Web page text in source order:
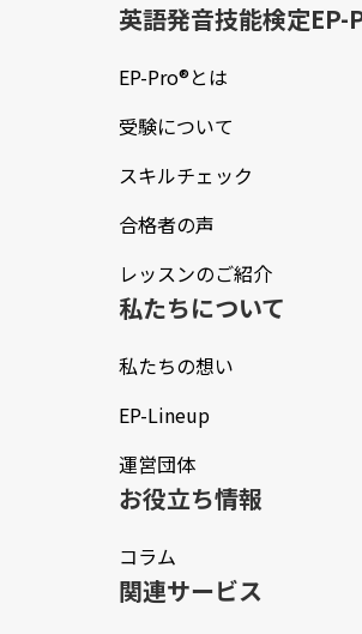
英語発音技能検定EP-
EP-Pro®とは
受験について
スキルチェック
合格者の声
レッスンのご紹介
私たちについて
私たちの想い
EP-Lineup
運営団体
お役立ち情報
コラム
関連サービス